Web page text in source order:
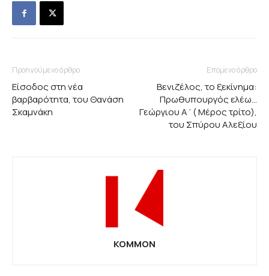
Προηγούμενο άρθρο
Είσοδος στη νέα
βαρβαρότητα, του Θανάση
Σκαμνάκη
Επόμενο άρθρο
Βενιζέλος, το ξεκίνημα:
Πρωθυπουργός ελέω…
Γεώργιου Α΄( Μέρος τρίτο),
του Σπύρου Αλεξίου
KOMMON